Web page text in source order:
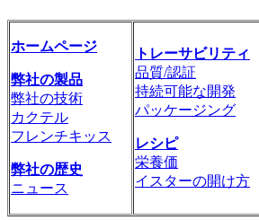
ホームページ
弊社の製品
弊社の技術
カクテル
フレンチキッス
弊社の歴史
ニュース
トレーサビリティ
品質/認証
持続可能な開発
パッケージング
レシピ
栄養価
イスターの開け方